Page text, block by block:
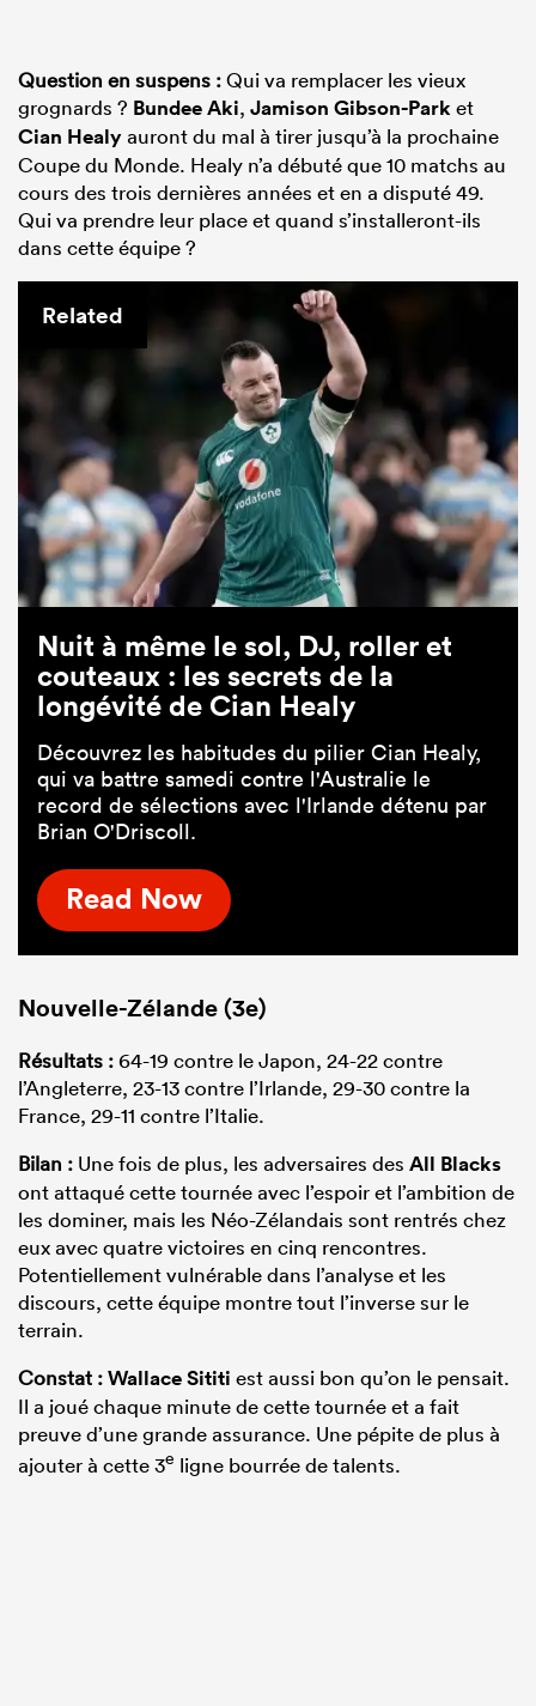
Question en suspens :Qui va remplacer les vieux
grognards ? Bundee Aki, Jamison Gibson-Parket
Cian Healyauront du mal à tirer jusqu’à la prochaine
Coupe du Monde. Healy n’a débuté que 10 matchs au
cours des trois dernières années et en a disputé 49.
Qui va prendre leur place et quand s’installeront-ils
dans cette équipe ?
Related
Nuit à même le sol, DJ, roller et
couteaux : les secrets de la
longévité de Cian Healy
Découvrez les habitudes du pilier Cian Healy,
qui va battre samedi contre l'Australie le
record de sélections avec l'Irlande détenu par
Brian O'Driscoll.
Read Now
Nouvelle-Zélande (3e)
Résultats :64-19 contre le Japon, 24-22 contre
l’Angleterre, 23-13 contre l’Irlande, 29-30 contre la
France, 29-11 contre l’Italie.
Bilan : Une fois de plus, les adversaires des All Blacks
ont attaqué cette tournée avec l’espoir et l’ambition de
les dominer, mais les Néo-Zélandais sont rentrés chez
eux avec quatre victoires en cinq rencontres.
Potentiellement vulnérable dans l’analyse et les
discours, cette équipe montre tout l’inverse sur le
terrain.
Constat :Wallace Sititi est aussi bon qu’on le pensait.
Il a joué chaque minute de cette tournée et a fait
preuve d’une grande assurance. Une pépite de plus à
ajouter à cette 3e ligne bourrée de talents.